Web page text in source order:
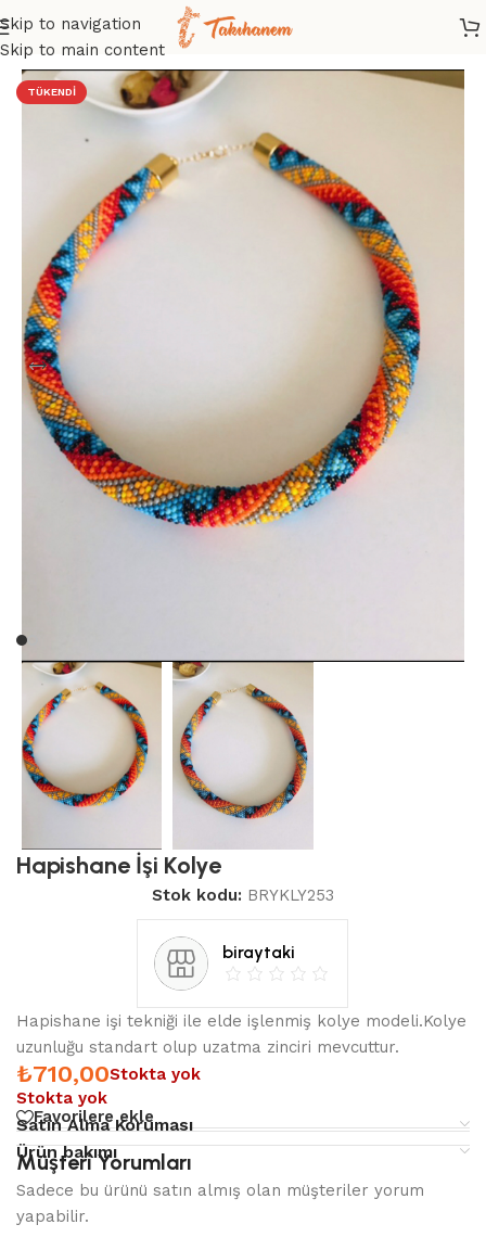
Skip to navigation
Skip to main content
Ana Sayfa/ Mağaza Kolye
TÜKENDI
Hapishane İşi Kolye
Stok kodu: BRYKLY253
biraytaki
Hapishane işi tekniği ile elde işlenmiş kolye modeli.Kolye
uzunluğu standart olup uzatma zinciri mevcuttur.
₺710,00Stokta yok
Stokta yok
Favorilere ekle
Satın Alma Koruması
Ürün bakımı
Müşteri Yorumları
Sadece bu ürünü satın almış olan müşteriler yorum
yapabilir.